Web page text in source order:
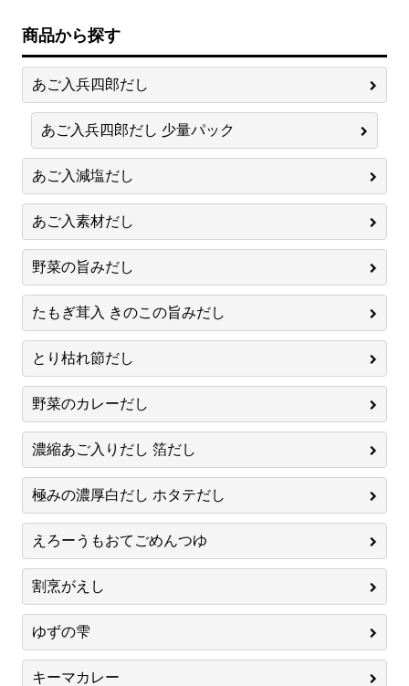
商品から探す
あご入兵四郎だし
あご入兵四郎だし 少量パック
あご入減塩だし
あご入素材だし
野菜の旨みだし
たもぎ茸入 きのこの旨みだし
とり枯れ節だし
野菜のカレーだし
濃縮あご入りだし 箔だし
極みの濃厚白だし ホタテだし
えろーうもおてごめんつゆ
割烹がえし
ゆずの雫
キーマカレー